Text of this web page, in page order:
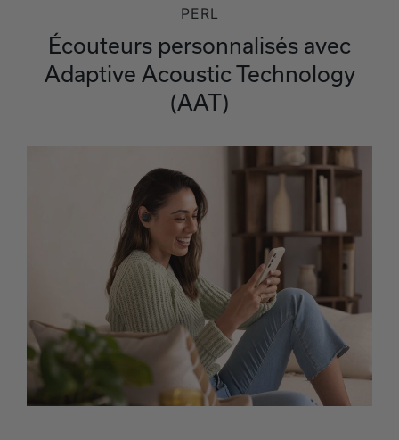
PERL
Écouteurs personnalisés avec
Adaptive Acoustic Technology
(AAT)